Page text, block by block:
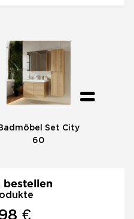
Set City
60
bestellen
€